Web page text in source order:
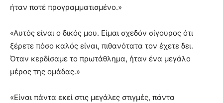
ήταν ποτέ προγραμματισμένο.»
«Αυτός είναι ο δικός μου. Είμαι σχεδόν σίγουρος ότι
ξέρετε πόσο καλός είναι, πιθανότατα τον έχετε δει.
Όταν κερδίσαμε το πρωτάθλημα, ήταν ένα μεγάλο
μέρος της ομάδας.»
«Είναι πάντα εκεί στις μεγάλες στιγμές, πάντα